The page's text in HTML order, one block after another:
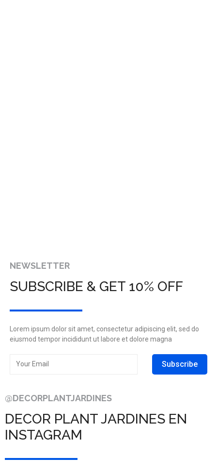
NEWSLETTER
SUBSCRIBE & GET 10% OFF
Lorem ipsum dolor sit amet, consectetur adipiscing elit, sed do
eiusmod tempor incididunt ut labore et dolore magna
Subscribe
@DECORPLANTJARDINES
DECOR PLANT JARDINES EN
INSTAGRAM